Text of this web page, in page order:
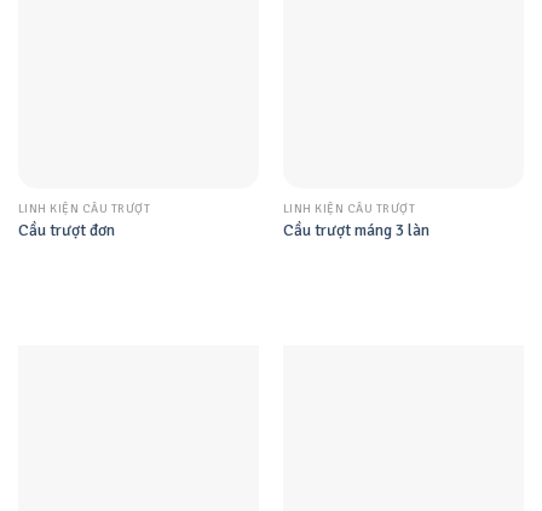
LINH KIỆN CẦU TRƯỢT
Cầu trượt đơn
LINH KIỆN CẦU TRƯỢT
Cầu trượt máng 3 làn